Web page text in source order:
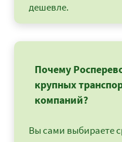
дешевле.
Почему
крупных
компаний?
Вы сами выбираете